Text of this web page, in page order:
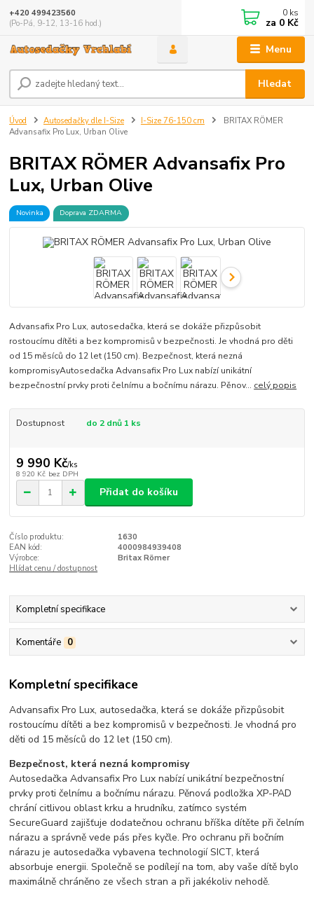
Menu
Hledat
+420 499423560
(Po-Pá, 9-12, 13-16 hod.)
0 ks
za 0 Kč
Úvod Autosedačky dle I-Size I-Size 76-150 cm
BRITAX RÖMER
Advansafix Pro Lux, Urban Olive
BRITAX RÖMER Advansafix Pro
Lux, Urban Olive
Novinka Doprava ZDARMA
Advansafix Pro Lux, autosedačka, která se dokáže přizpůsobit
rostoucímu dítěti a bez kompromisů v bezpečnosti. Je vhodná pro děti
od 15 měsíců do 12 let (150 cm). Bezpečnost, která nezná
kompromisyAutosedačka Advansafix Pro Lux nabízí unikátní
bezpečnostní prvky proti čelnímu a bočnímu nárazu. Pěnov... celý popis
Dostupnost do 2 dnů 1 ks
9 990 Kč/ks
8 920 Kč bez DPH
Přidat do košíku
Číslo produktu:
1630
EAN kód:
4000984939408
Výrobce:
Britax Römer
Hlídat cenu / dostupnost
Kompletní specifikace
Komentáře 0
Kompletní specifikace
Advansafix Pro Lux, autosedačka, která se dokáže přizpůsobit
rostoucímu dítěti a bez kompromisů v bezpečnosti. Je vhodná pro
děti od 15 měsíců do 12 let (150 cm).
Bezpečnost, která nezná kompromisy
Autosedačka Advansafix Pro Lux nabízí unikátní bezpečnostní
prvky proti čelnímu a bočnímu nárazu. Pěnová podložka XP-PAD
chrání citlivou oblast krku a hrudníku, zatímco systém
SecureGuard zajišťuje dodatečnou ochranu bříška dítěte při čelním
nárazu a správně vede pás přes kyčle. Pro ochranu při bočním
nárazu je autosedačka vybavena technologií SICT, která
absorbuje energii. Společně se podílejí na tom, aby vaše dítě bylo
maximálně chráněno ze všech stran a při jakékoliv nehodě.